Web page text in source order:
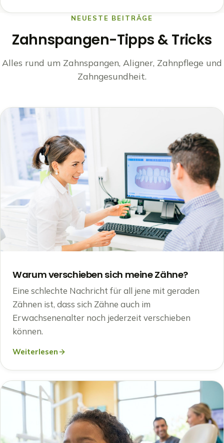
NEUESTE BEITRÄGE
Zahnspangen-Tipps & Tricks
Alles rund um Zahnspangen, Aligner, Zahnpflege und
Zahngesundheit.
Warum verschieben sich meine Zähne?
Eine schlechte Nachricht für all jene mit geraden
Zähnen ist, dass sich Zähne auch im
Erwachsenenalter noch jederzeit verschieben
können.
Weiterlesen